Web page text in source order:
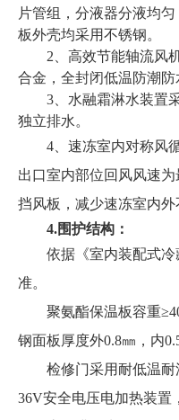
片管组，分液器分液均
板外壳均采用不锈钢。
2、高效节能轴流风
合金，全封闭低温防潮防
3、水融霜淋水装置
独立排水。
4、 速冻室内对称风
出口室内部位回风风速
挡风板，减少速冻室内外
4.围护结构：
依据《室内装配式冷
准。
聚氨酯保温板容重
钢面板 厚度外0.8㎜，内
检修门采用耐低温耐
36V安全电压电加热装置